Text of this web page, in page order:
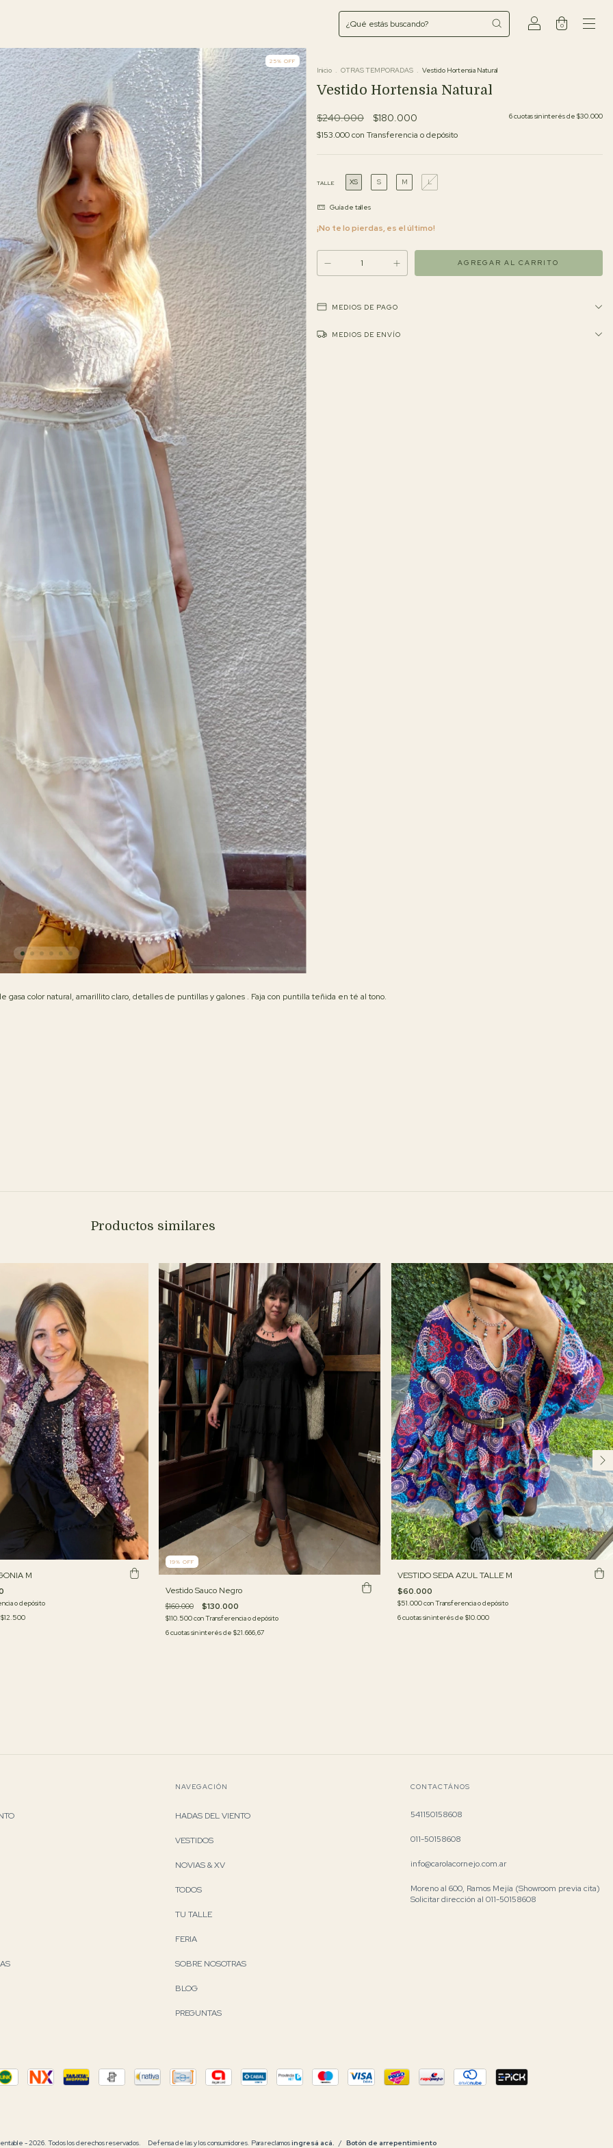
0
25% OFF
Inicio . OTRAS TEMPORADAS . Vestido Hortensia Natural
Vestido Hortensia Natural
$240.000 $180.000 6cuotas sin interés de $30.000
$153.000con Transferencia o depósito
TALLE XS S M L
Guía de talles
¡No te lo pierdas, es el último!
MEDIOS DE PAGO
MEDIOS DE ENVÍO
color natural, amarillito claro, detalles de puntillas y galones . Faja con puntilla teñida en té al tono.
Productos similares
M
o depósito
$12.500
19% OFF
Vestido Sauco Negro
$160.000 $130.000
$110.500conTransferencia o depósito
6cuotas sin interés de $21.666,67
VESTIDO SEDA AZUL TALLE M
$60.000
$51.000conTransferencia o depósito
6cuotas sin interés de$10.000
NAVEGACIÓN
HADAS DEL VIENTO
VESTIDOS
NOVIAS & XV
TODOS
TU TALLE
FERIA
SOBRE NOSOTRAS
BLOG
PREGUNTAS
CONTACTÁNOS
541150158608
011-50158608
info@carolacornejo.com.ar
Moreno al 600, Ramos Mejía (Showroom previa cita)
Solicitar dirección al 011-50158608
- 2026. Todos los derechos reservados. Defensa de las y los consumidores. Para reclamosingresá acá. / Botón de arrepentimiento